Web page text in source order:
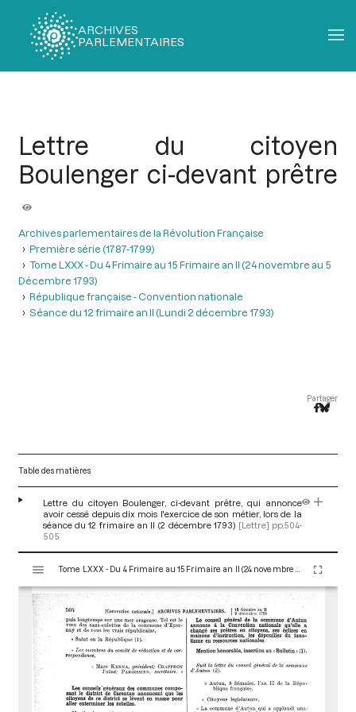
ARCHIVES
PARLEMENTAIRES
Lettre du citoyen
Boulenger ci-devant prêtre
Archives parlementaires de la Révolution Française
Première série (1787-1799)
Tome LXXX - Du 4 Frimaire au 15 Frimaire an II (24 novembre au 5
Décembre 1793)
République française - Convention nationale
Séance du 12 frimaire an II (Lundi 2 décembre 1793)
Partager
Table des matières
Lettre du citoyen Boulenger, ci-devant prêtre, qui annonce
avoir cessé depuis dix mois l'exercice de son métier, lors de la
séance du 12 frimaire an II (2 décembre 1793) [Lettre] pp.504-
505
s